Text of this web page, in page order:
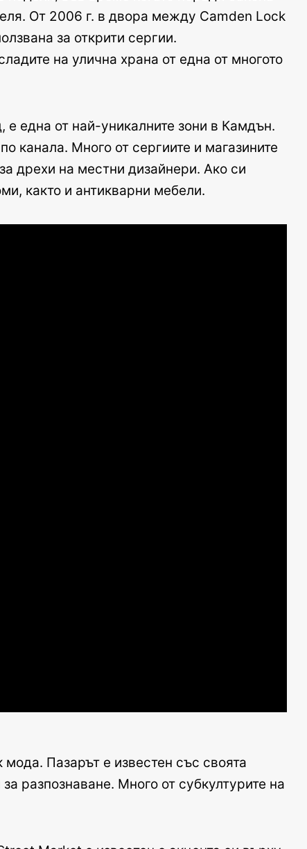
От 2006 г. в двора между Camden Lock
за открити сергии.
на улична храна от една от многото
една от най-уникалните зони в Камдън.
канала. Много от сергиите и магазините
дрехи на местни дизайнери. Ако си
както и антикварни мебели.
Пазарът е известен със своята
разпознаване. Много от субкултурите на